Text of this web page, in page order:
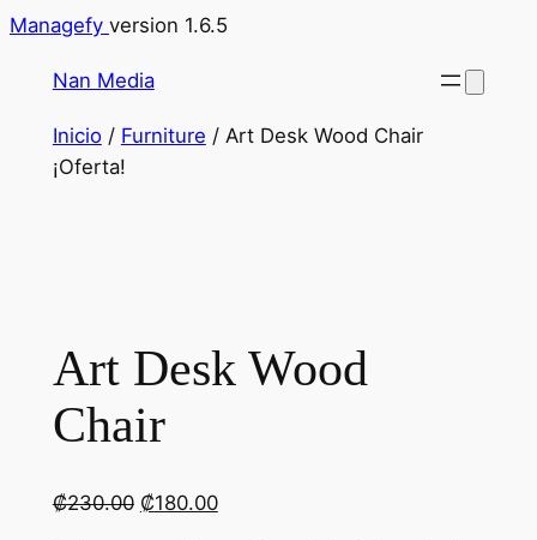
Managefy version 1.6.5
Nan Media
Inicio/ Furniture / Art Desk Wood Chair
¡Oferta!
Art Desk Wood
Chair
₡230.00 El
₡180.00El